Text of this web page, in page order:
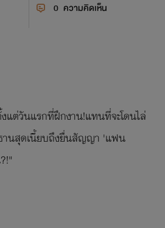
0 ความคิดเห็น
แต่วันแรกที่ฝึกงาน!แทนที่จะโดนไล่
านสุดเนี้ยบถึงยื่นสัญญา 'แฟน